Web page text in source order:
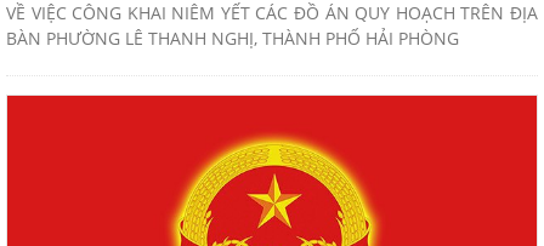
VỀ VIỆC CÔNG KHAI NIÊM YẾT CÁC ĐỒ ÁN QUY HOẠCH TRÊN ĐỊA
BÀN PHƯỜNG LÊ THANH NGHỊ, THÀNH PHỐ HẢI PHÒNG